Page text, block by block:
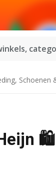
Schoenen